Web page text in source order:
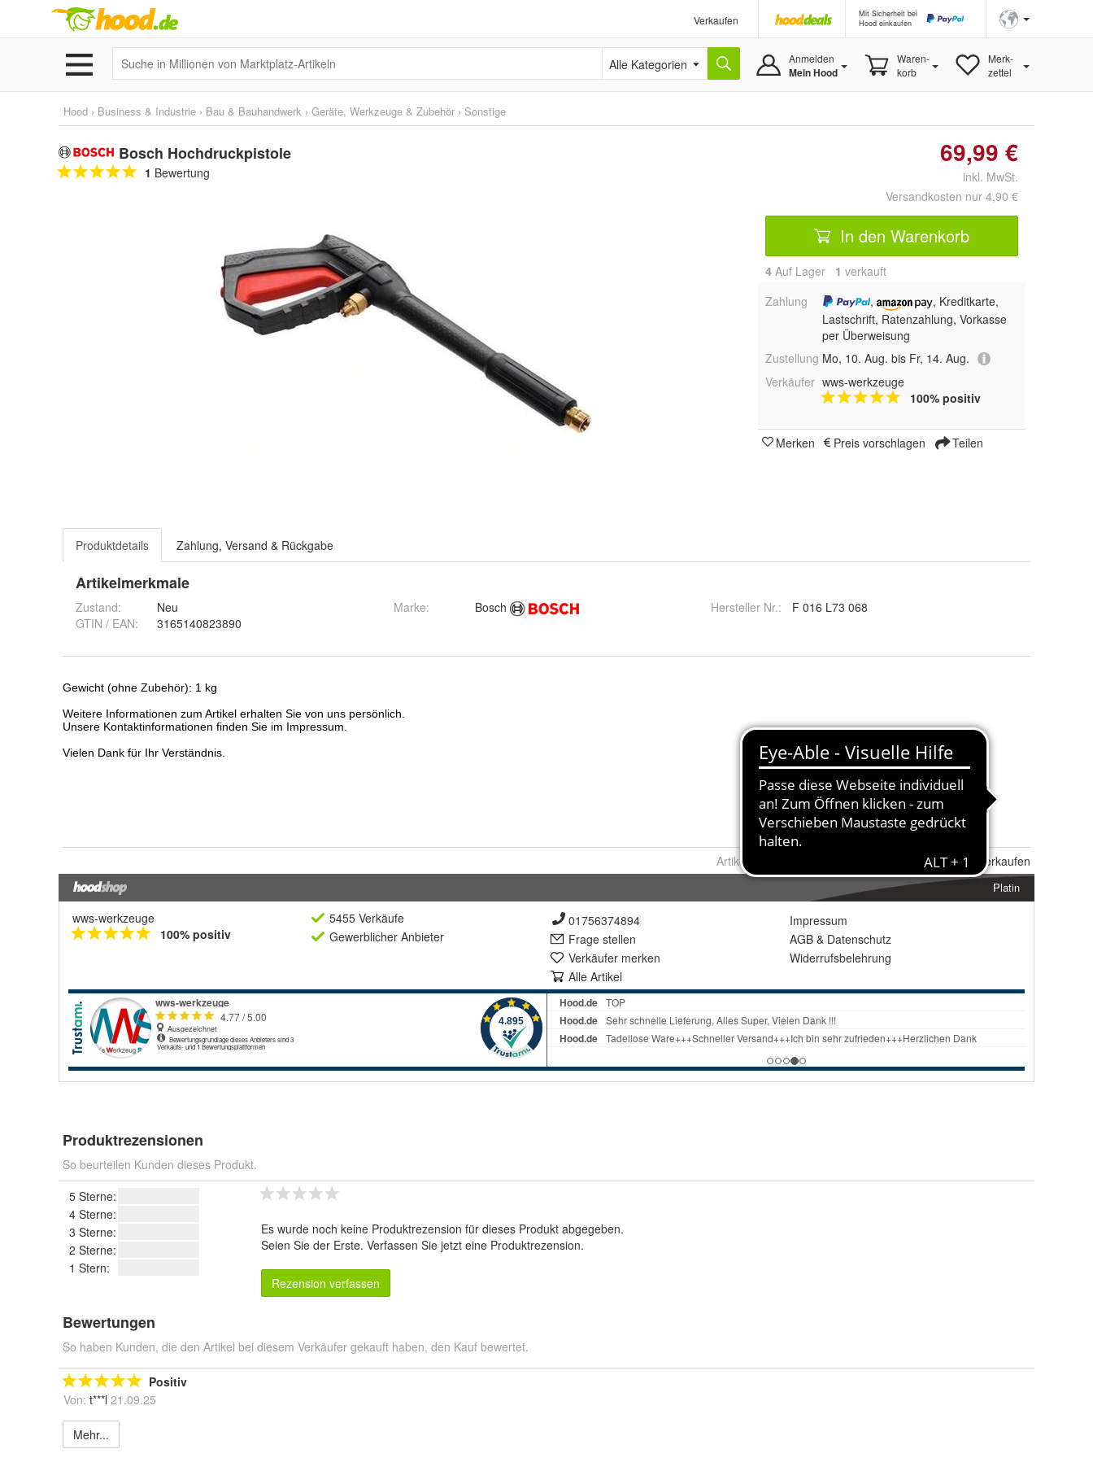
Verkaufen
Mit Sicherheit bei
Hood einkaufen
Alle Kategorien Anmelden
Mein Hood
Waren-
korb
Merk-
zettel
Hood › Business & Industrie › Bau & Bauhandwerk › Geräte, Werkzeuge & Zubehör › Sonstige
Bosch Hochdruckpistole
1 Bewertung
69,99 €
inkl. MwSt.
Versandkosten nur 4,90 €
In den Warenkorb
4 Auf Lager 1 verkauft
Zahlung
,
, Kreditkarte,
Lastschrift, Ratenzahlung, Vorkasse
per Überweisung
Zustellung Mo, 10. Aug. bis Fr, 14. Aug.
Verkäufer wws-werkzeuge
100% positiv
Merken Preis vorschlagen Teilen
Produktdetails Zahlung, Versand & Rückgabe
Artikelmerkmale
Zustand:
Neu
GTIN / EAN:
3165140823890
Marke: Bosch Hersteller Nr.: F 016 L73 068
Artikel Nr.: ÄhnlichenArtikel verkaufen
Platin
wws-werkzeuge
100% positiv
5455 Verkäufe
Gewerblicher Anbieter
01756374894
Frage stellen
Verkäufer merken
Alle Artikel
Impressum
AGB & Datenschutz
Widerrufsbelehrung
Produktrezensionen
So beurteilen Kunden dieses Produkt.
5 Sterne:
4 Sterne:
3 Sterne:
2 Sterne:
1 Stern:
Es wurde noch keine Produktrezension für dieses Produkt abgegeben.
Seien Sie der Erste. Verfassen Sie jetzt eine Produktrezension.
Rezension verfassen
Bewertungen
So haben Kunden, die den Artikel bei diesem Verkäufer gekauft haben, den Kauf bewertet.
Positiv
Von: t***l 21.09.25
Mehr...